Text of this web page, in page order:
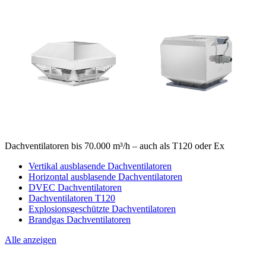
Dachventilatoren bis 70.000 m³/h – auch als T120 oder Ex
Vertikal ausblasende Dachventilatoren
Horizontal ausblasende Dachventilatoren
DVEC Dachventilatoren
Dachventilatoren T120
Explosionsgeschützte Dachventilatoren
Brandgas Dachventilatoren
Alle anzeigen